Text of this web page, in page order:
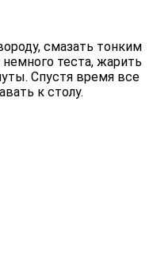
смазать тонким
теста, жарить
Спустя время все
к столу.